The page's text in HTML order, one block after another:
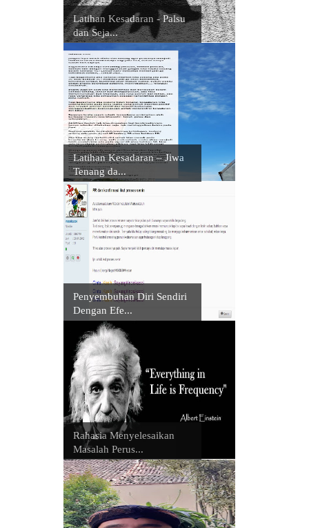
Latihan Kesadaran - Palsu
dan Seja...
Latihan Kesadaran – Jiwa
Tenang da...
Penyembuhan Diri Sendiri
Dengan Efe...
Rahasia Menyelesaikan
Masalah Perus...